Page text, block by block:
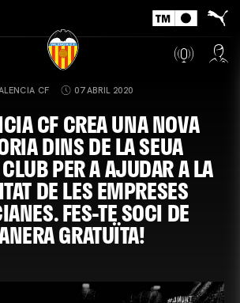
CF 07 ABRIL 2020
CF CREA UNA NOVA
DINS DE LA SEUA
PER A AJUDAR A LA
DE LES EMPRESES
FES-TE SOCI DE
GRATUÏTA!